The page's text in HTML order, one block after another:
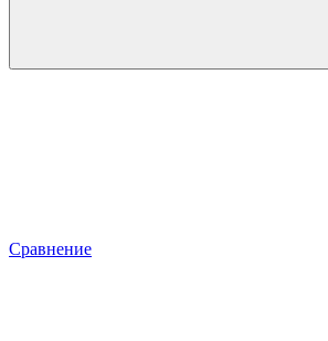
Сравнение